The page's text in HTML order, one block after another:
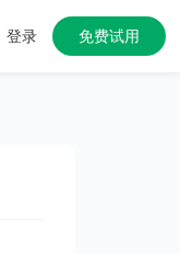
登录 免费试用